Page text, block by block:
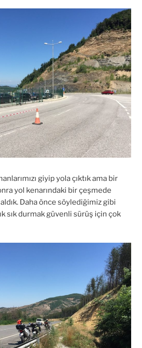
giyip yola çıktık ama bir
yol kenarındaki bir çeşmede
Daha önce söylediğimiz gibi
sık durmak güvenli sürüş için çok